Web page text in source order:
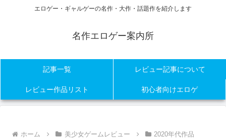
エロゲー・ギャルゲーの名作・大作・話題作を紹介します
名作エロゲー案内所
記事一覧 レビュー記事について
レビュー作品リスト 初心者向けエロゲ
ホーム 美少女ゲームレビュー 2020年代作品